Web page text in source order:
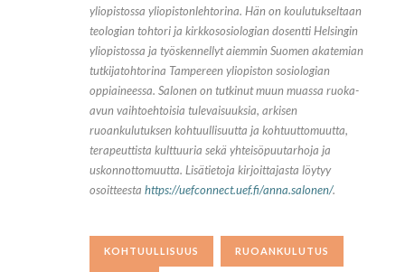
yliopistossa yliopistonlehtorina. Hän on koulutukseltaan
teologian tohtori ja kirkkososiologian dosentti Helsingin
yliopistossa ja työskennellyt aiemmin Suomen akatemian
tutkijatohtorina Tampereen yliopiston sosiologian
oppiaineessa. Salonen on tutkinut muun muassa ruoka-
avun vaihtoehtoisia tulevaisuuksia, arkisen
ruoankulutuksen kohtuullisuutta ja kohtuuttomuutta,
terapeuttista kulttuuria sekä yhteisöpuutarhoja ja
uskonnottomuutta. Lisätietoja kirjoittajasta löytyy
osoitteesta https://uefconnect.uef.fi/anna.salonen/.
KOHTUULLISUUS RUOANKULUTUS